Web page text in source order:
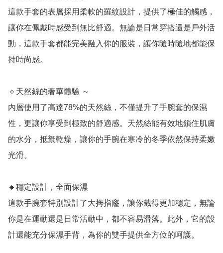
這款手套的表層採用柔軟的羅紋設計，提供了極佳的觸感，
讓你在佩戴時感受到無比舒適。無論是日常穿搭還是戶外活
動，這款手套都能完美融入你的服裝，讓你隨時隨地都能保
持時尚感。
🔹天然絲的奢華體驗 ～
內層使用了高達78%的天然絲，不僅提升了手腕套的保濕
性，更讓你享受到極致的舒適感。天然絲能有效地鎖住肌膚
的水分，抵禦乾燥，讓你的手腕在寒冷的冬季依然保持柔嫩
光滑。
🔹穩定設計，全面保濕
這款手腕套特別設計了大拇指窿，讓你戴得更加穩定，無論
你是在運動還是日常活動中，都不容易滑落。此外，它的設
計還能充分保濕手背，為你的雙手提供全方位的呵護。